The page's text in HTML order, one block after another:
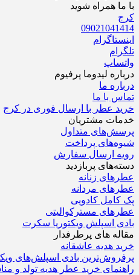
با ما همراه شوید
کرج
09021041414
اینستاگرام
تلگرام
واتساپ
درباره‌ لیدوما پرفیوم
درباره‌ ما
تماس با ما
خرید عطر با ارسال فوری در کرج
خدمات مشتریان
پرسش‌های متداول
شیوه‌های پرداخت
رویه ارسال سفارش‌
دسته‌های پربازدید
عطرهای زنانه
عطرهای مردانه
پک کامل کادویی
عطرهای مسترکوالیتی
بادی اسپلش ویکتوریا سکرت
مقاله های پرطرفدار
خرید هدیه عاشقانه
پرفروش‌ترین بادی اسپلش‌های
راهنمای خرید عطر هدیه تولد و